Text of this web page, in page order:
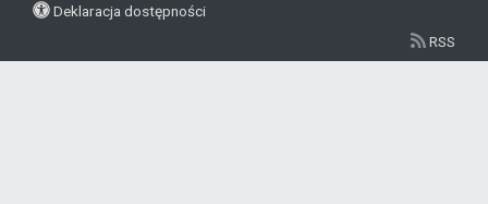
Deklaracja dostępności
RSS